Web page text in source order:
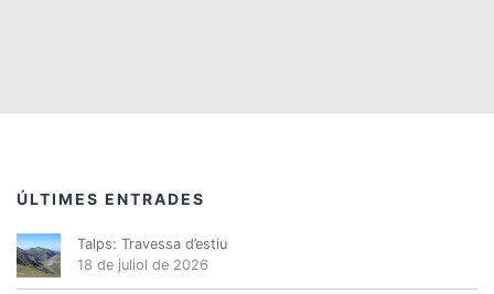
ÚLTIMES ENTRADES
Talps: Travessa d’estiu
18 de juliol de 2026